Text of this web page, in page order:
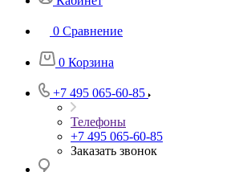
0 Сравнение
0 Корзина
+7 495 065-60-85
Телефоны
+7 495 065-60-85
Заказать звонок